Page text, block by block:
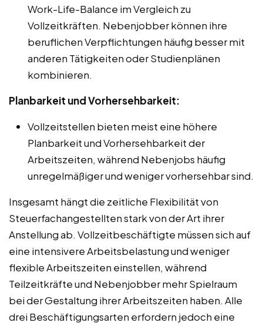
Work-Life-Balance im Vergleich zu
Vollzeitkräften. Nebenjobber können ihre
beruflichen Verpflichtungen häufig besser mit
anderen Tätigkeiten oder Studienplänen
kombinieren.
Planbarkeit und Vorhersehbarkeit:
Vollzeitstellen bieten meist eine höhere
Planbarkeit und Vorhersehbarkeit der
Arbeitszeiten, während Nebenjobs häufig
unregelmäßiger und weniger vorhersehbar sind.
Insgesamt hängt die zeitliche Flexibilität von
Steuerfachangestellten stark von der Art ihrer
Anstellung ab. Vollzeitbeschäftigte müssen sich auf
eine intensivere Arbeitsbelastung und weniger
flexible Arbeitszeiten einstellen, während
Teilzeitkräfte und Nebenjobber mehr Spielraum
bei der Gestaltung ihrer Arbeitszeiten haben. Alle
drei Beschäftigungsarten erfordern jedoch eine